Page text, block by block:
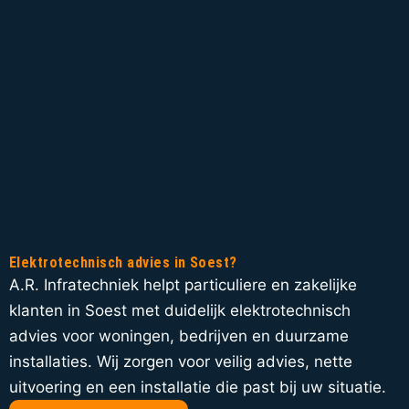
Elektrotechnisch advies in Soest?
A.R. Infratechniek helpt particuliere en zakelijke
klanten in Soest met duidelijk elektrotechnisch
advies voor woningen, bedrijven en duurzame
installaties. Wij zorgen voor veilig advies, nette
uitvoering en een installatie die past bij uw situatie.